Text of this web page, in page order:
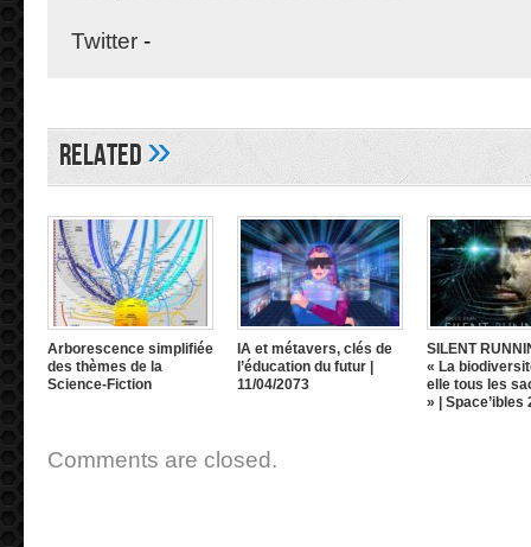
Twitter -
Related»
Arborescence simplifiée
des thèmes de la
Science-Fiction
IA et métavers, clés de
l’éducation du futur |
11/04/2073
SILENT
« La
elle tous les
» | Space’ibles
Comments are closed.